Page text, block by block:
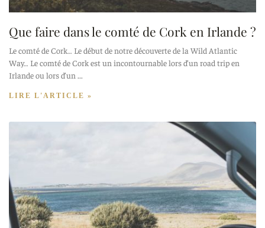
Que faire dans le comté de Cork en Irlande ?
Le comté de Cork… Le début de notre découverte de la Wild Atlantic
Way… Le comté de Cork est un incontournable lors d’un road trip en
Irlande ou lors d’un
LIRE L'ARTICLE »